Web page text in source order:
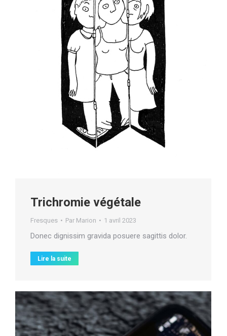
Trichromie végétale
Fresques Par Marion 1 avril 2023
Donec dignissim gravida posuere sagittis dolor.
Lire la suite